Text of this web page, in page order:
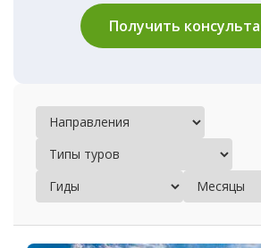
Получить